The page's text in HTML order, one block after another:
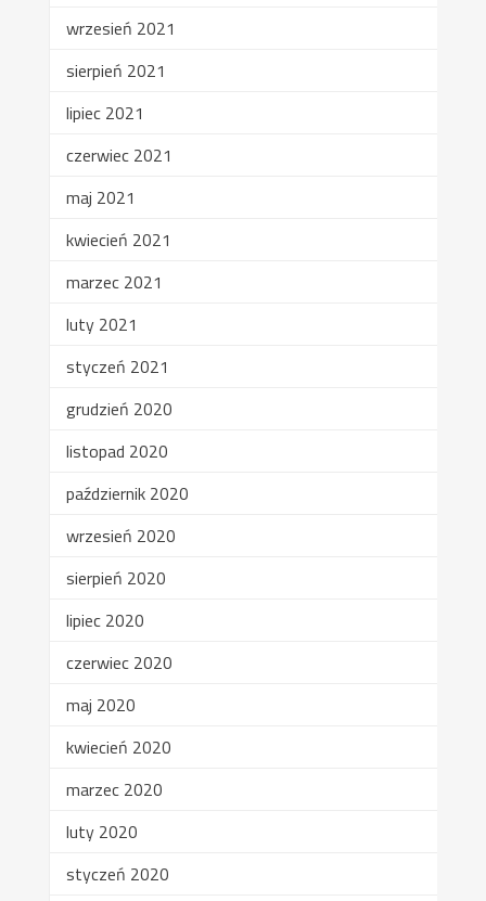
wrzesień 2021
sierpień 2021
lipiec 2021
czerwiec 2021
maj 2021
kwiecień 2021
marzec 2021
luty 2021
styczeń 2021
grudzień 2020
listopad 2020
październik 2020
wrzesień 2020
sierpień 2020
lipiec 2020
czerwiec 2020
maj 2020
kwiecień 2020
marzec 2020
luty 2020
styczeń 2020